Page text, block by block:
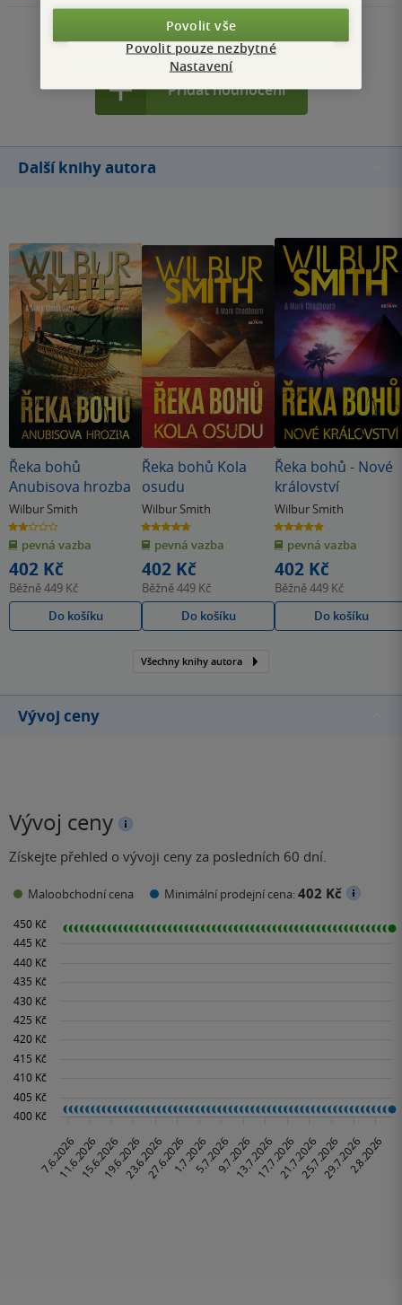
Zobrazit všechna hodnocení
Přidat hodnocení
Další knihy autora
Řeka bohů
Anubisova hrozba
Wilbur Smith
2.0
z
5
hvězdiček
pevná vazba
402 Kč
Běžně449 Kč
Do košíku
Řeka bohů Kola
osudu
Wilbur Smith
4.7
z
5
hvězdiček
pevná vazba
402 Kč
Běžně449 Kč
Do košíku
Řeka bohů - Nové
království
Wilbur Smith
5.0
z
5
hvězdiček
pevná vazba
402 Kč
Běžně449 Kč
Do košíku
Všechny knihy autora
Vývoj ceny
Vývoj ceny
Získejte přehled o vývoji ceny za posledních 60 dní.
Maloobchodní cena Minimální prodejní cena:402 Kč
Povolit vše
Povolit pouze nezbytné
Nastavení